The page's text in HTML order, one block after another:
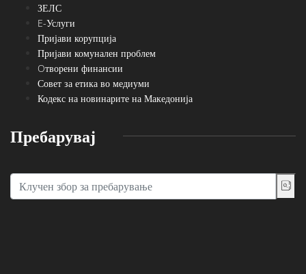
ЗЕЛС
E-Услуги
Пријави корупција
Пријави комунален проблем
Oтворени финансии
Совет за етика во медиуми
Кодекс на новинарите на Македонија
Пребарувај